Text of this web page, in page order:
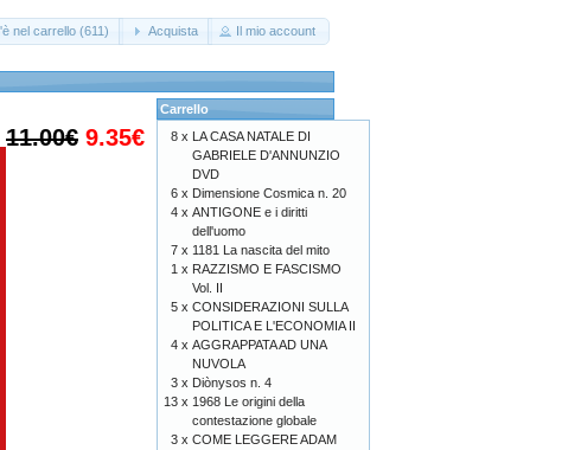
nel carrello (611) Acquista Il mio account
11.00€ 9.35€
Carrello
8 x LA CASA NATALE DI
GABRIELE D'ANNUNZIO
DVD
6 x Dimensione Cosmica n. 20
4 x ANTIGONE e i diritti
dell'uomo
7 x 1181 La nascita del mito
1 x RAZZISMO E FASCISMO
Vol. II
5 x CONSIDERAZIONI SULLA
POLITICA E L'ECONOMIA II
4 x AGGRAPPATA AD UNA
NUVOLA
3 x Diònysos n. 4
13 x 1968 Le origini della
contestazione globale
3 x COME LEGGERE ADAM